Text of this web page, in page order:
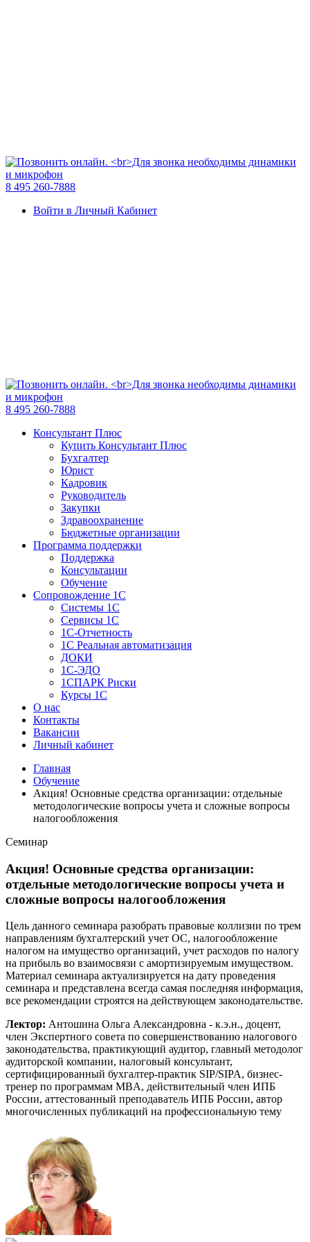
8 495 260-7888
Войти в Личный Кабинет
8 495 260-7888
Консультант Плюс
Купить Консультант Плюс
Бухгалтер
Юрист
Кадровик
Руководитель
Закупки
Здравоохранение
Бюджетные организации
Программа поддержки
Поддержка
Консультации
Обучение
Сопровождение 1С
Системы 1С
Сервисы 1С
1C-Отчетность
1С Реальная автоматизация
ДОКИ
1C-ЭДО
1СПАРК Риски
Курсы 1С
О нас
Контакты
Вакансии
Личный кабинет
Главная
Обучение
Акция! Основные средства организации: отдельные
методологические вопросы учета и сложные вопросы
налогообложения
Семинар
Акция! Основные средства организации:
отдельные методологические вопросы учета и
сложные вопросы налогообложения
Цель данного семинара разобрать правовые коллизии по трем
направлениям бухгалтерский учет ОС, налогообложение
налогом на имущество организаций, учет расходов по налогу
на прибыль во взаимосвязи с амортизируемым имуществом.
Материал семинара актуализируется на дату проведения
семинара и представлена всегда самая последняя информация,
все рекомендации строятся на действующем законодательстве.
Лектор: Антошина Ольга Александровна - к.э.н., доцент,
член Экспертного совета по совершенствованию налогового
законодательства, практикующий аудитор, главный методолог
аудиторской компании, налоговый консультант,
сертифицированный бухгалтер-практик SIP/SIPA, бизнес-
тренер по программам МBА, действительный член ИПБ
России, аттестованный преподаватель ИПБ России, автор
многочисленных публикаций на профессиональную тему